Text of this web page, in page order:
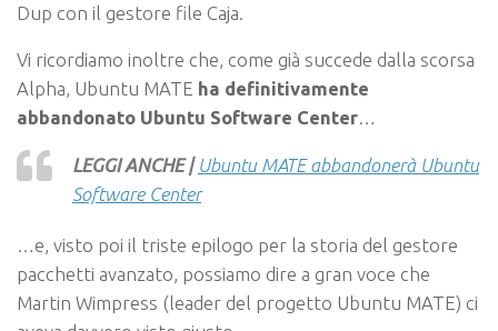
Dup con il gestore file Caja.
Vi ricordiamo inoltre che, come già succede dalla scorsa
Alpha, Ubuntu MATE ha definitivamente
abbandonato Ubuntu Software Center…
LEGGI ANCHE | Ubuntu MATE abbandonerà Ubuntu
Software Center
…e, visto poi il triste epilogo per la storia del gestore
pacchetti avanzato, possiamo dire a gran voce che
Martin Wimpress (leader del progetto Ubuntu MATE) ci